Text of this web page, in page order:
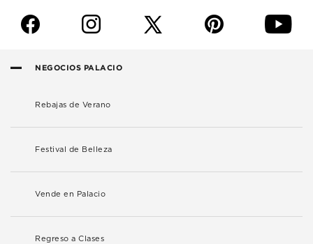
f i p y
NEGOCIOS PALACIO
Rebajas de Verano
Festival de Belleza
Vende en Palacio
Regreso a Clases